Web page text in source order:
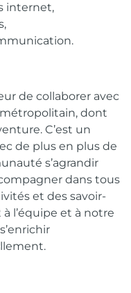
internet,
de collaborer avec
dont
C’est un
de plus en plus de
s’agrandir
dans tous
et des savoir-
l’équipe et à notre